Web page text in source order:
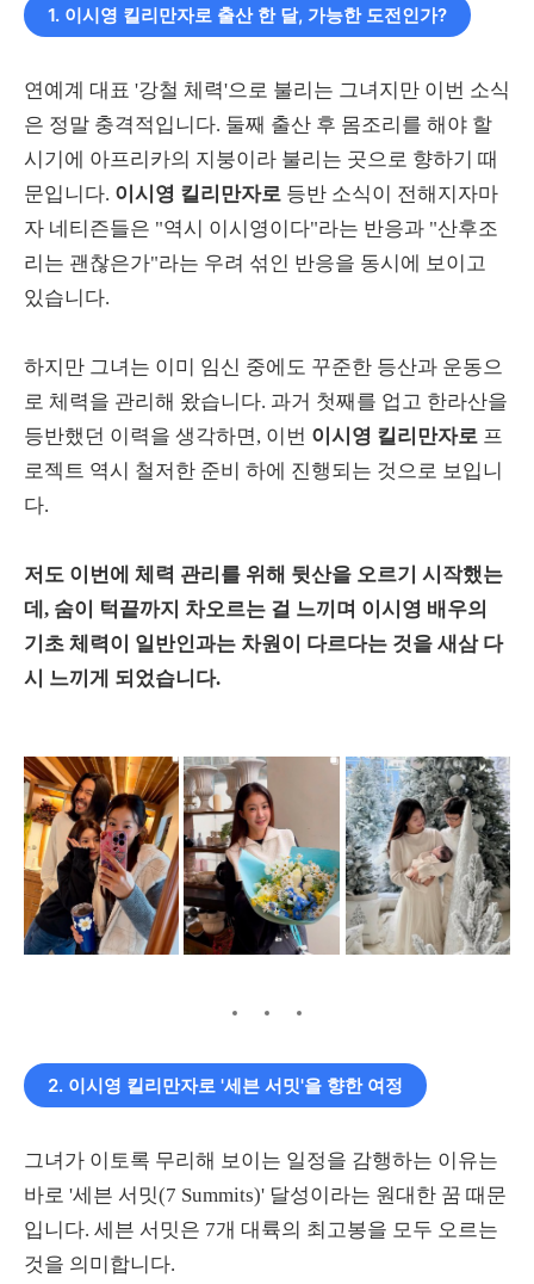
1. 이시영 킬리만자로 출산 한 달, 가능한 도전인가?
연예계 대표 '강철 체력'으로 불리는 그녀지만 이번 소식
은 정말 충격적입니다. 둘째 출산 후 몸조리를 해야 할
시기에 아프리카의 지붕이라 불리는 곳으로 향하기 때
문입니다. 이시영 킬리만자로 등반 소식이 전해지자마
자 네티즌들은 "역시 이시영이다"라는 반응과 "산후조
리는 괜찮은가"라는 우려 섞인 반응을 동시에 보이고
있습니다.
하지만 그녀는 이미 임신 중에도 꾸준한 등산과 운동으
로 체력을 관리해 왔습니다. 과거 첫째를 업고 한라산을
등반했던 이력을 생각하면, 이번 이시영 킬리만자로 프
로젝트 역시 철저한 준비 하에 진행되는 것으로 보입니
다.
저도 이번에 체력 관리를 위해 뒷산을 오르기 시작했는
데, 숨이 턱끝까지 차오르는 걸 느끼며 이시영 배우의
기초 체력이 일반인과는 차원이 다르다는 것을 새삼 다
시 느끼게 되었습니다.
2. 이시영 킬리만자로 '세븐 서밋'을 향한 여정
그녀가 이토록 무리해 보이는 일정을 감행하는 이유는
바로 '세븐 서밋(7 Summits)' 달성이라는 원대한 꿈 때문
입니다. 세븐 서밋은 7개 대륙의 최고봉을 모두 오르는
것을 의미합니다.